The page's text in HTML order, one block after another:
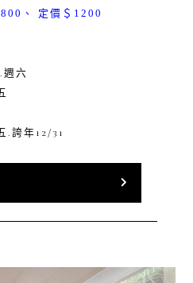
、 定價＄1200
週六
.誇年12/31